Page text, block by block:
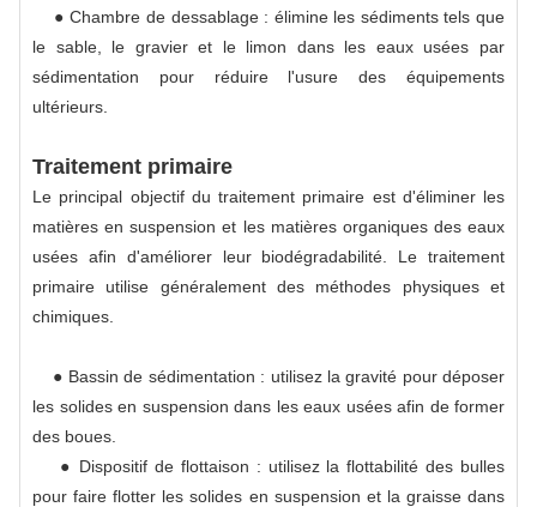
● Chambre de dessablage : élimine les sédiments tels que
le sable, le gravier et le limon dans les eaux usées par
sédimentation pour réduire l'usure des équipements
ultérieurs.
Traitement primaire
Le principal objectif du traitement primaire est d'éliminer les
matières en suspension et les matières organiques des eaux
usées afin d'améliorer leur biodégradabilité. Le traitement
primaire utilise généralement des méthodes physiques et
chimiques.
● Bassin de sédimentation : utilisez la gravité pour déposer
les solides en suspension dans les eaux usées afin de former
des boues.
● Dispositif de flottaison : utilisez la flottabilité des bulles
pour faire flotter les solides en suspension et la graisse dans